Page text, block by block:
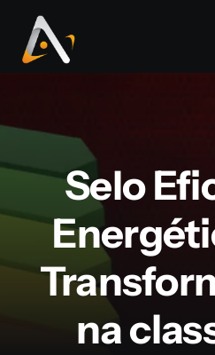
para
Informativo
Soluções
Quem Somos
Selo
na